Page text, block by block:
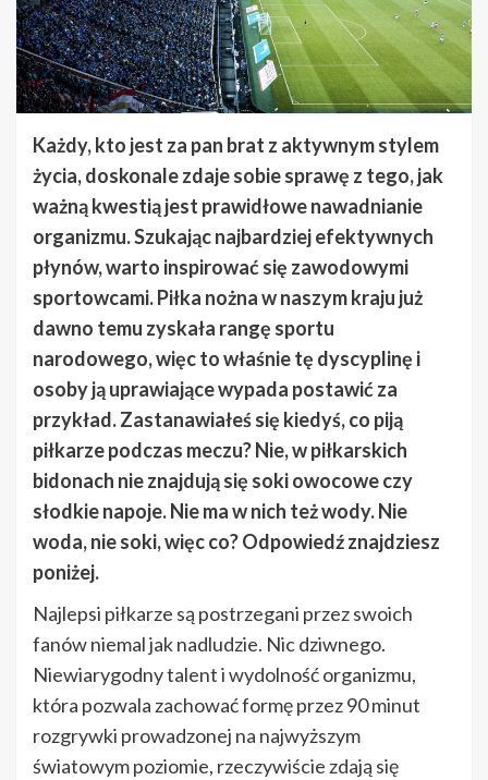
Każdy, kto jest za pan brat z aktywnym stylem
życia, doskonale zdaje sobie sprawę z tego, jak
ważną kwestią jest prawidłowe nawadnianie
organizmu. Szukając najbardziej efektywnych
płynów, warto inspirować się zawodowymi
sportowcami. Piłka nożna w naszym kraju już
dawno temu zyskała rangę sportu
narodowego, więc to właśnie tę dyscyplinę i
osoby ją uprawiające wypada postawić za
przykład. Zastanawiałeś się kiedyś, co piją
piłkarze podczas meczu? Nie, w piłkarskich
bidonach nie znajdują się soki owocowe czy
słodkie napoje. Nie ma w nich też wody. Nie
woda, nie soki, więc co? Odpowiedź znajdziesz
poniżej.
Najlepsi piłkarze są postrzegani przez swoich
fanów niemal jak nadludzie. Nic dziwnego.
Niewiarygodny talent i wydolność organizmu,
która pozwala zachować formę przez 90 minut
rozgrywki prowadzonej na najwyższym
światowym poziomie, rzeczywiście zdają się